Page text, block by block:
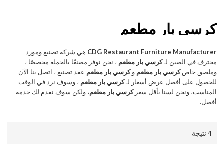
كرسي بار مطعم
CDG Restaurant Furniture Manufacturer هي شركة تصنيع ومورد
محترف في الصين لـكرسي بار مطعم ، نحن نوفر مصنعًا بالجملة مخصصًا ،
وملصق خاصكرسي بار مطعم وكرسي بار مطعم عقد تصنيع ، اتصل بنا الآن
للحصول على أفضل عرض أسعار لـكرسي بار مطعم ، وسوف نرد في الوقت
المناسب، ونحن لسنا بأقل سعركرسي بار مطعم، ولكن سوف نقدم لك خدمة
أفضل.
4 نتيجة